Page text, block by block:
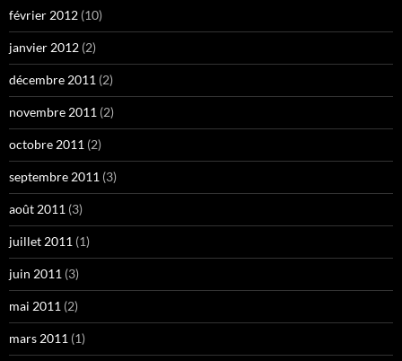
février 2012 (10)
janvier 2012 (2)
décembre 2011 (2)
novembre 2011 (2)
octobre 2011 (2)
septembre 2011 (3)
août 2011 (3)
juillet 2011 (1)
juin 2011 (3)
mai 2011 (2)
mars 2011 (1)